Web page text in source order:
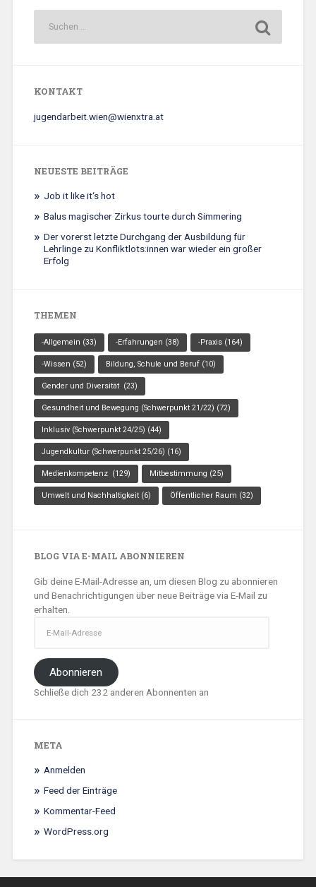
KONTAKT
jugendarbeit.wien@wienxtra.at
NEUESTE BEITRÄGE
Job it like it‘s hot
Balus magischer Zirkus tourte durch Simmering
Der vorerst letzte Durchgang der Ausbildung für
Lehrlinge zu Konfliktlots:innen war wieder ein großer
Erfolg
THEMEN
-Allgemein (33) -Erfahrungen (38) -Praxis(164)
-Wissen (52) Bildung, Schule und Beruf(10)
Gender und Diversität (23)
Gesundheit und Bewegung (Schwerpunkt 21/22) (72)
Inklusiv (Schwerpunkt 24/25) (44)
Jugendkultur (Schwerpunkt 25/26) (16)
Medienkompetenz (129) Mitbestimmung (25)
Umwelt und Nachhaltigkeit(6) Öffentlicher Raum (32)
BLOG VIA E-MAIL ABONNIEREN
Gib deine E-Mail-Adresse an, um diesen Blog zu abonnieren
und Benachrichtigungen über neue Beiträge via E-Mail zu
erhalten.
Mail-
Adresse
Abonnieren
Schließe dich 232 anderen Abonnenten an
META
Anmelden
Feed der Einträge
Kommentar-Feed
WordPress.org